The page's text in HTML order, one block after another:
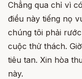
Chẳng qua chỉ vì
điều này tiếng nọ
chúng tôi phải
cuộc thử thách.
tiêu tan. Xin hòa
này.